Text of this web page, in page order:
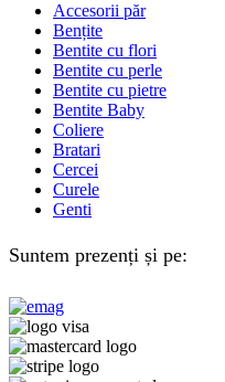
Accesorii păr
Bențite
Bentite cu flori
Bentite cu perle
Bentite cu pietre
Bentite Baby
Coliere
Bratari
Cercei
Curele
Genti
Suntem prezenți și pe: